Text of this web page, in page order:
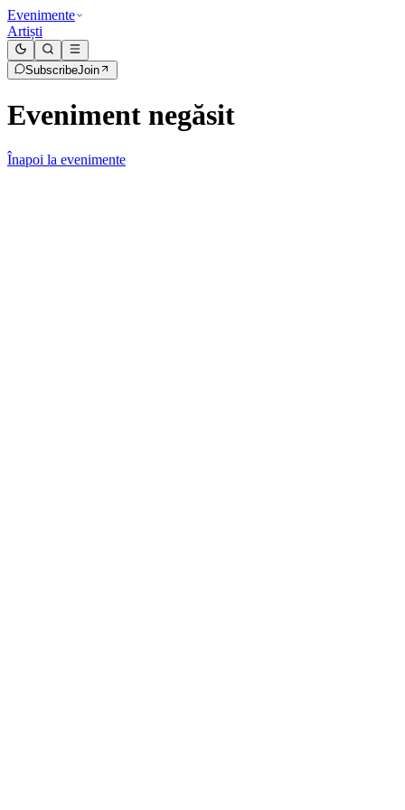
Evenimente
Artiști
SubscribeJoin
Eveniment negăsit
Înapoi la evenimente